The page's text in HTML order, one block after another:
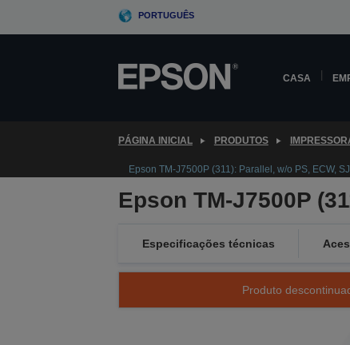
PORTUGUÊS
CASA
PÁGINA INICIAL PRODUTOS
Epson TM-J7500P (311): Parallel, w/o PS, ECW,
Epson TM-J7500P
Especificações técnicas
Produto